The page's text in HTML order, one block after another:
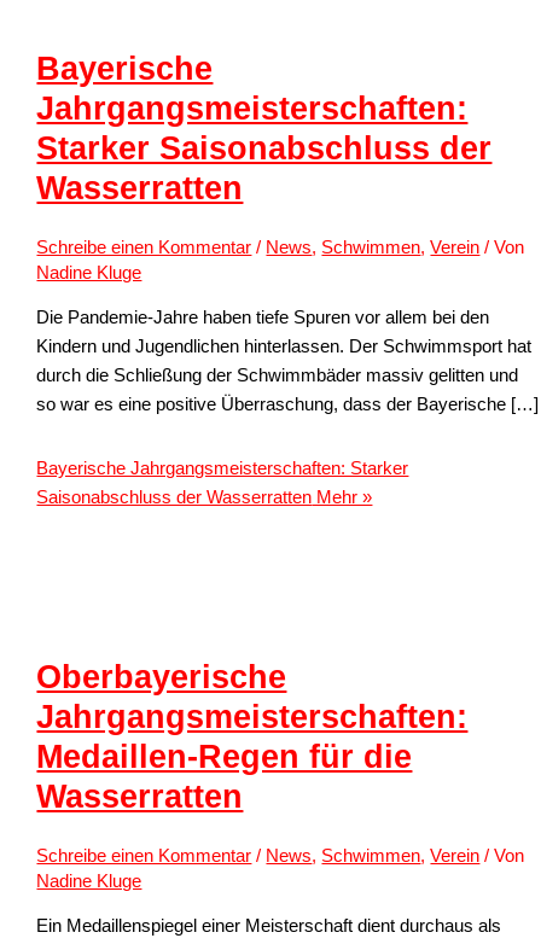
Bayerische
Jahrgangsmeisterschaften:
Starker Saisonabschluss der
Wasserratten
Schreibe einen Kommentar / News, Schwimmen,Verein / Von
Nadine Kluge
Die Pandemie-Jahre haben tiefe Spuren vor allem bei den
Kindern und Jugendlichen hinterlassen. Der Schwimmsport hat
durch die Schließung der Schwimmbäder massiv gelitten und
so war es eine positive Überraschung, dass der Bayerische […]
Bayerische Jahrgangsmeisterschaften: Starker
Saisonabschluss der Wasserratten Mehr »
Oberbayerische
Jahrgangsmeisterschaften:
Medaillen-Regen für die
Wasserratten
Schreibe einen Kommentar / News, Schwimmen,Verein / Von
Nadine Kluge
Ein Medaillenspiegel einer Meisterschaft dient durchaus als